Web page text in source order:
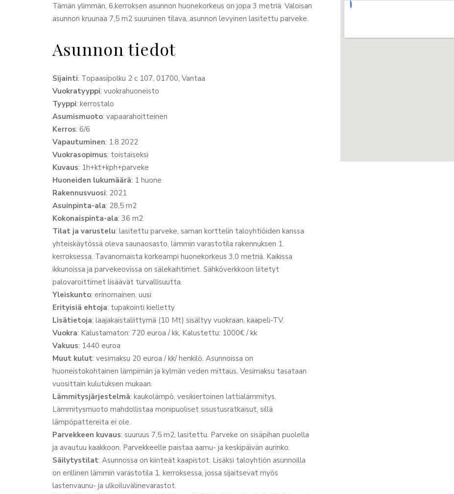
Tämän ylimmän, 6.kerroksen asunnon huonekorkeus on jopa 3 metriä. Valoisan
asunnon kruunaa 7,5 m2 suuruinen tilava, asunnon levyinen lasitettu parveke.
Asunnon tiedot
Sijainti: Topaasipolku 2 c 107, 01700, Vantaa
Vuokratyyppi: vuokrahuoneisto
Tyyppi: kerrostalo
Asumismuoto: vapaarahoitteinen
Kerros: 6/6
Vapautuminen: 1.8.2022
Vuokrasopimus: toistaiseksi
Kuvaus: 1h+kt+kph+parveke
Huoneiden lukumäärä: 1 huone
Rakennusvuosi: 2021
Asuinpinta-ala: 28,5 m2
Kokonaispinta-ala: 36 m2
Tilat ja varustelu: lasitettu parveke, saman korttelin taloyhtiöiden kanssa
yhteiskäytössä oleva saunaosasto, lämmin varastotila rakennuksen 1.
kerroksessa. Tavanomaista korkeampi huonekorkeus 3,0 metriä. Kaikissa
ikkunoissa ja parvekeovissa on sälekaihtimet. Sähköverkkoon liitetyt
palovaroittimet lisäävät turvallisuutta.
Yleiskunto: erinomainen, uusi
Erityisiä ehtoja: tupakointi kielletty
Lisätietoja: laajakaistaliittymä (10 Mt) sisältyy vuokraan, kaapeli-TV.
Vuokra: Kalustamaton: 720 euroa / kk, Kalustettu: 1000€ / kk
Vakuus: 1440 euroa
Muut kulut: vesimaksu 20 euroa / kk/ henkilö. Asunnoissa on
huoneistokohtainen lämpimän ja kylmän veden mittaus. Vesimaksu tasataan
vuosittain kulutuksen mukaan.
Lämmitysjärjestelmä: kaukolämpö, vesikiertoinen lattialämmitys.
Lämmitysmuoto mahdollistaa monipuoliset sisustusratkaisut, sillä
lämpöpattereita ei ole.
Parvekkeen kuvaus: suuruus 7,5 m2, lasitettu. Parveke on sisäpihan puolella
ja avautuu kaakkoon. Parvekkeelle paistaa aamu- ja keskipäivän aurinko.
Säilytystilat: Asunnossa on kiinteät kaapistot. Lisäksi taloyhtiön asunnoilla
on erillinen lämmin varastotila 1. kerroksessa, jossa sijaitsevat myös
lastenvaunu- ja ulkoiluvälinevarastot.